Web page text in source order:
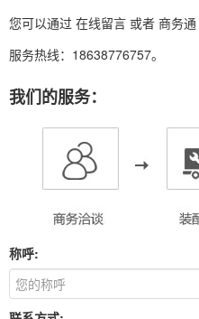
您可以通过 在线留言 或者 商务通
服务热线：18638776757。
我们的服务：
称呼: